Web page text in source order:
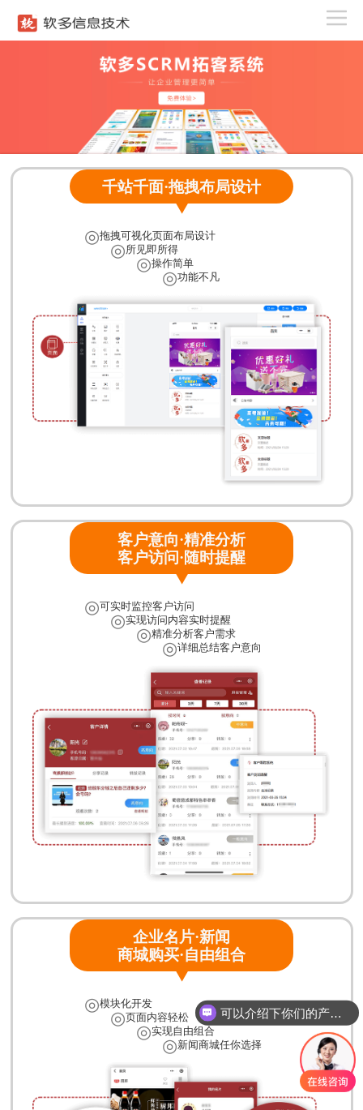
千站千面·拖拽布局设计
◎拖拽可视化页面布局设计
◎所见即所得
◎操作简单
◎功能不凡
客户意向·精准分析
客户访问·随时提醒
◎可实时监控客户访问
◎实现访问内容实时提醒
◎精准分析客户需求
◎详细总结客户意向
企业名片·新闻
商城购买·自由组合
◎模块化开发
◎页面内容轻松
◎实现自由组合
◎新闻商城任你选择
可以介绍下你们的产品么